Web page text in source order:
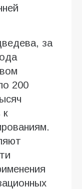
за
200
к